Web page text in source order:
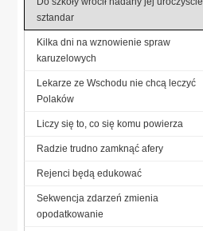
sztandar
Kilka dni na wznowienie spraw
karuzelowych
Lekarze ze Wschodu nie chcą leczyć
Polaków
Liczy się to, co się komu powierza
Radzie trudno zamknąć afery
Rejenci będą edukować
Sekwencja zdarzeń zmienia
opodatkowanie